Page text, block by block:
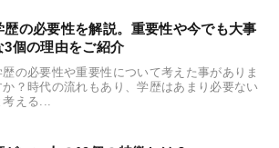
歴の必要性を解説。重要性や今でも大事
3個の理由をご紹介
歴の必要性や重要性について考えた事がありま
か？時代の流れもあり、学歴はあまり必要ない
考える...